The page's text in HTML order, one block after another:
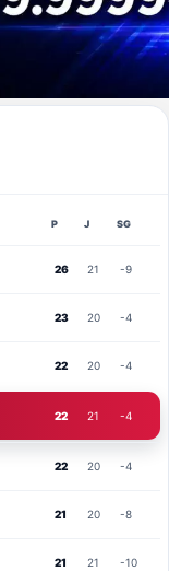
P J SG
26 21 -9
23 20 -4
22 20 -4
22 21 -4
22 20 -4
21 20 -8
21 21 -10